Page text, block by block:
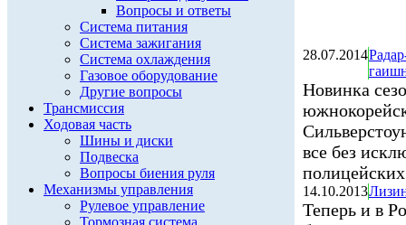
Вопросы и ответы
Система питания
Система зажигания
Система охлаждения
Газовое оборудование
Другие вопросы
Трансмиссия
Ходовая часть
Шины и диски
Подвеска
Вопросы биения руля
Механизмы управления
Рулевое управление
Тормозная система
28.07.2014
Новинка
все без
14.10.2013
Теперь и в